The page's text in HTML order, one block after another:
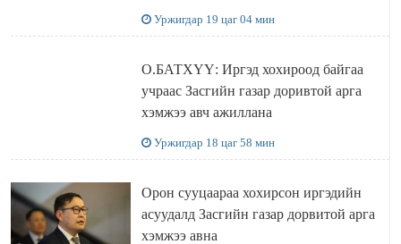
Уржигдар 19 цаг 04 мин
О.БАТХҮҮ: Иргэд хохироод байгаа
учраас Засгийн газар доривтой арга
хэмжээ авч ажиллана
Уржигдар 18 цаг 58 мин
Орон сууцаараа хохирсон иргэдийн
асуудалд Засгийн газар дорвитой арга
хэмжээ авна